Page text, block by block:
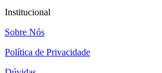
Institucional
Sobre Nós
Política de Privacidade